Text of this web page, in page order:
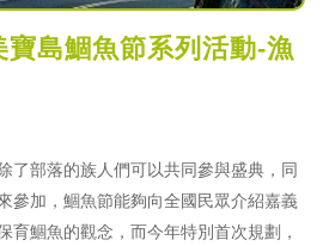
島鯝魚節系列活動-漁
了部落的族人們可以共同參與盛典，同
參加，鯝魚節能夠向全國民眾介紹嘉義
育鯝魚的觀念，而今年特別首次規劃，